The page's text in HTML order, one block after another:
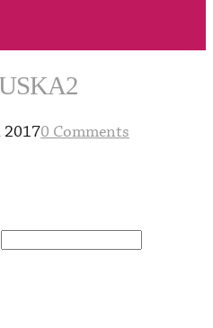
20170 Comments